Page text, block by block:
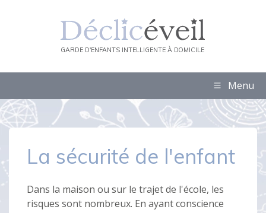
GARDE D'ENFANTS INTELLIGENTE À DOMICILE
Menu
La sécurité de l'enfant
Dans la maison ou sur le trajet de l'école, les
risques sont nombreux. En ayant conscience